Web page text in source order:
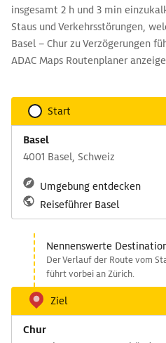
insgesamt 2 h und 3 min
Staus und Verkehrsstörungen,
Basel – Chur zu Verzögerungen
ADAC Maps Routenplaner
Start
Basel
4001 Basel, Schweiz
Umgebung entdecken
Reiseführer Basel
Nennenswerte
Der Verlauf der Route vom
führt vorbei an Zürich.
Ziel
Chur